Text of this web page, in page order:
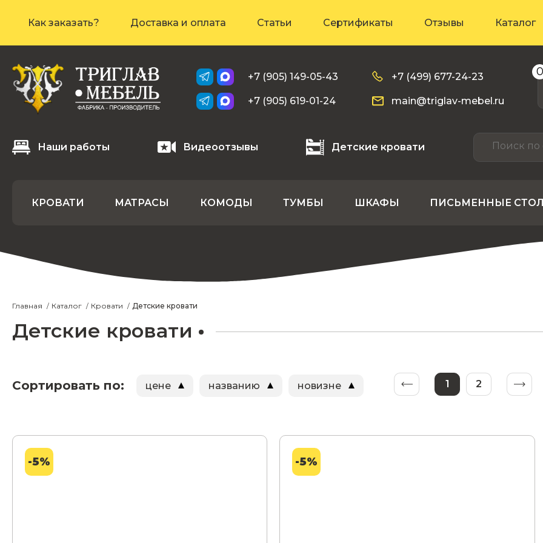
Как заказать? Доставка и оплата Статьи Сертификаты Отзывы Каталог
+7 (905) 149-05-43
+7 (905) 619-01-24
+7 (499) 677-24-23
main@triglav-mebel.ru
0
Наши работы Видеоотзывы Детские кровати
КРОВАТИ МАТРАСЫ КОМОДЫ ТУМБЫ ШКАФЫ ПИСЬМЕННЫЕ
Главная Каталог Кровати Детские кровати
Детские кровати
Сортировать по: цене названию новизне 1 2
-5% -5%